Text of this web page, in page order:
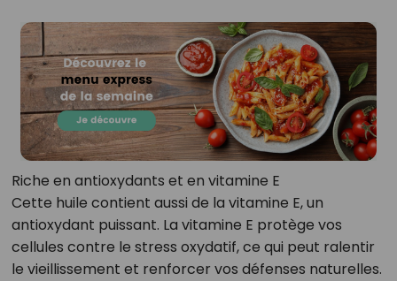
Riche en antioxydants et en vitamine E
Cette huile contient aussi de la vitamine E, un
antioxydant puissant. La vitamine E protège vos
cellules contre le stress oxydatif, ce qui peut ralentir
le vieillissement et renforcer vos défenses naturelles.